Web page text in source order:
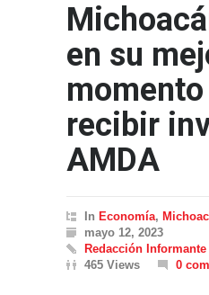
en su
recibir
AMDA
In Economía,
mayo 12, 2023
Redacción
465 Views
0